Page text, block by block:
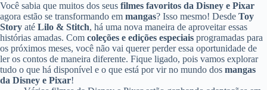
Você sabia que muitos dos seus filmes favoritos da Disney e Pixar
agora estão se transformando em mangas? Isso mesmo! Desde Toy
Story até Lilo & Stitch, há uma nova maneira de aproveitar essas
histórias amadas. Com coleções e edições especiais programadas para
os próximos meses, você não vai querer perder essa oportunidade de
ler os contos de maneira diferente. Fique ligado, pois vamos explorar
tudo o que há disponível e o que está por vir no mundo dos mangas
da Disney e Pixar!